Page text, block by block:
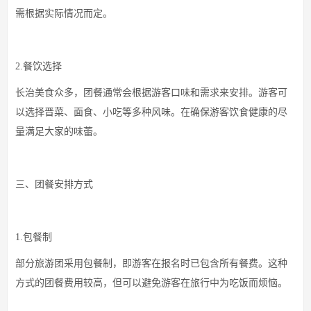
需根据实际情况而定。
2.餐饮选择
长治美食众多，团餐通常会根据游客口味和需求来安排。游客可
以选择晋菜、面食、小吃等多种风味。在确保游客饮食健康的尽
量满足大家的味蕾。
三、团餐安排方式
1.包餐制
部分旅游团采用包餐制，即游客在报名时已包含所有餐费。这种
方式的团餐费用较高，但可以避免游客在旅行中为吃饭而烦恼。